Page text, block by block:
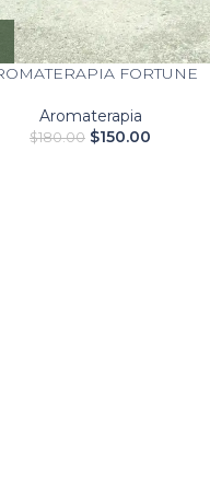
FORTUNE
Aromaterapia
$180.00 $150.00